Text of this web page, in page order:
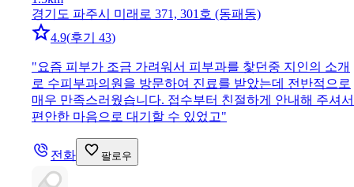
경기도 파주시 미래로 371, 301호 (동패동)
4.9(후기 43)
"요즘 피부가 조금 가려워서 피부과를 찿던중 지인의 소개
로 수피부과의원을 방문하여 진료를 받았는데 전반적으로
매우 만족스러웠습니다. 접수부터 친절하게 안내해 주셔서
편안한 마음으로 대기할 수 있었고"
전화 팔로우